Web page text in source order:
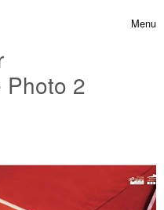
Menu
Photo 2